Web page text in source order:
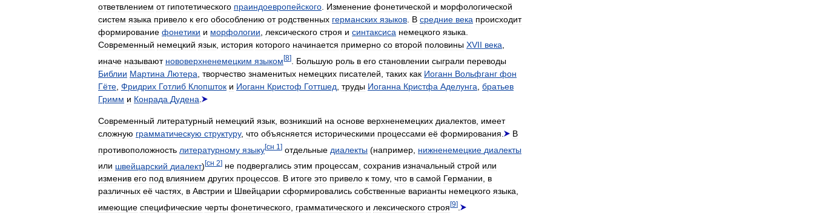
ответвлением от гипотетического праиндоевропейского. Изменение фонетической и морфологической
систем языка привело к его обособлению от родственных германских языков. В средние века происходит
формирование фонетики и морфологии, лексического строя и синтаксиса немецкого языка.
Современный немецкий язык, история которого начинается примерно со второй половины XVII века,
иначе называют нововерхненемецким языком [8] Большую роль в его становлении сыграли переводы
Библии Мартина Лютера творчество знаменитых немецких писателей таких как Иоганн Вольфганг фон
Гёте Фридрих Готлиб Клопшток и Иоганн Кристоф Готтшед труды Иоганна Кристфа Аделунга братьев
Гримм и Конрада Дудена
Современный литературный немецкий язык возникший на основе верхненемецких диалектов имеет
сложную грамматическую структуру, что объясняется историческими процессами её формирования
В
противоположность литературному языку[сн 1 ] отдельные диалекты (например нижненемецкие диалекты
или швейцарский диалект)[сн 2] не подвергались этим процессам сохранив изначальный строй или
изменив его под влиянием других процессов. В итоге это привело к тому, что в самой Германии, в
различных её частях, в Австрии и Швейцарии сформировались собственные варианты немецкого языка,
имеющие специфические черты фонетического грамматического и лексического строя [9]